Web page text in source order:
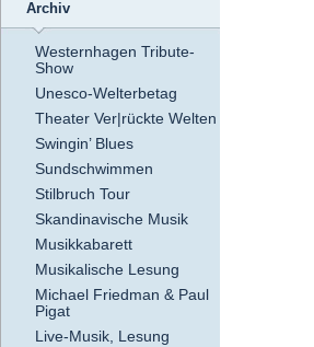
Archiv
Westernhagen Tribute-
Show
Unesco-Welterbetag
Theater Ver|rückte Welten
Swingin’ Blues
Sundschwimmen
Stilbruch Tour
Skandinavische Musik
Musikkabarett
Musikalische Lesung
Michael Friedman & Paul
Pigat
Live-Musik, Lesung